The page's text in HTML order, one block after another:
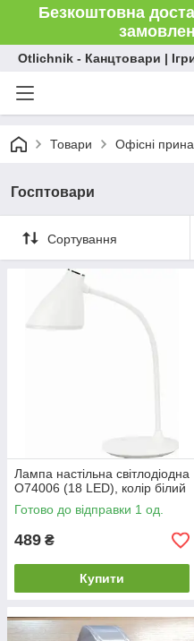
Безкоштовна
Otlichnik - Канцтовари |
Товари Офісні
Госптовари
Сортування
Лампа настільна світлодіодна
O74006 (18 LED), колір білий
Готово до відправки 1 од.
489 ₴
Купити